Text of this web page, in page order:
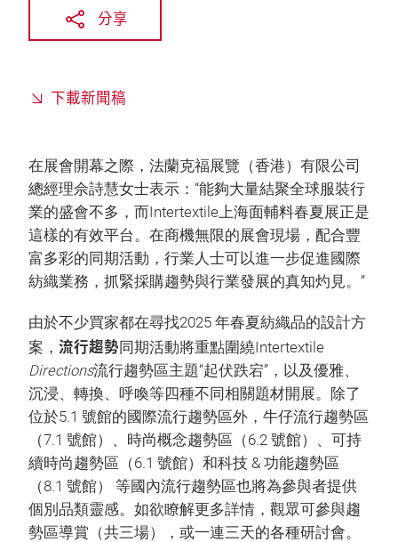
分享
下載新聞稿
在展會開幕之際，法蘭克福展覽（香港）有限公司
總經理佘詩慧女士表示：“能夠大量結聚全球服裝行
業的盛會不多，而Intertextile上海面輔料春夏展正是
這樣的有效平台。在商機無限的展會現場，配合豐
富多彩的同期活動，行業人士可以進一步促進國際
紡織業務，抓緊採購趨勢與行業發展的真知灼見。”
由於不少買家都在尋找2025 年春夏紡織品的設計方
案， 流行趨勢同期活動將重點圍繞Intertextile
Directions流行趨勢區主題“起伏跌宕”，以及優雅、
沉浸、轉換、呼喚等四種不同相關題材開展。除了
位於5.1 號館的國際流行趨勢區外，牛仔流行趨勢區
（7.1 號館）、時尚概念趨勢區（6.2 號館）、可持
續時尚趨勢區（6.1 號館）和科技 & 功能趨勢區
（8.1 號館） 等國內流行趨勢區也將為參與者提供
個別品類靈感。如欲瞭解更多詳情，觀眾可參與趨
勢區導賞（共三場），或一連三天的各種研討會。